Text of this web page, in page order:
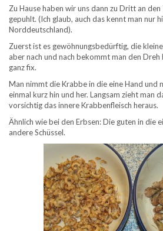
Zu Hause haben wir uns dann zu Dritt an
gepuhlt. (Ich glaub, auch das kennt man nur
Norddeutschland).
Zuerst ist es gewöhnungsbedürftig, die
aber nach und nach bekommt man den Dreh
ganz fix.
Man nimmt die Krabbe in die eine Hand und
einmal kurz hin und her. Langsam zieht man
vorsichtig das innere Krabbenfleisch heraus.
Ähnlich wie bei den Erbsen: Die guten in die
andere Schüssel.